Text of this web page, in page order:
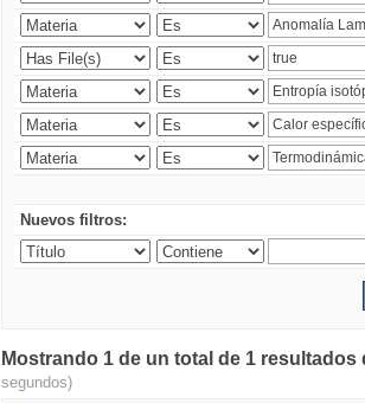
Nuevos filtros:
Mostrando 1 de un total de 1
segundos)